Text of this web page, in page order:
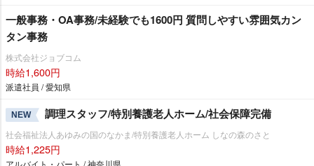
一般事務・OA事務/未経験でも1600円 質問しやすい雰囲気カン
タン事務
株式会社ジョブコム
時給1,600円
派遣社員 / 愛知県
NEW 調理スタッフ/特別養護老人ホーム/社会保障完備
社会福祉法人あゆみの国のなかま/特別養護老人ホーム しなの森のさと
時給1,225円